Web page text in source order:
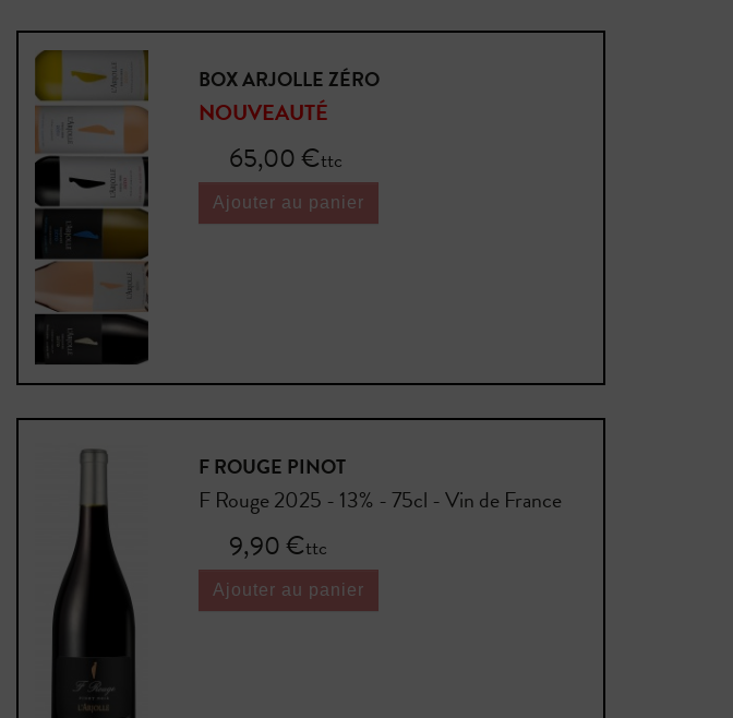
BOX ARJOLLE ZÉRO
NOUVEAUTÉ
Prix65,00 €ttc
Ajouter au panier
F ROUGE PINOT
F Rouge 2025 - 13% - 75cl - Vin de France
Prix9,90 €ttc
Ajouter au panier